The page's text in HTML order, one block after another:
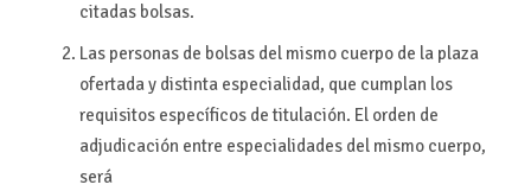
citadas bolsas.
Las personas de bolsas del mismo cuerpo de la plaza
ofertada y distinta especialidad, que cumplan los
requisitos específicos de titulación. El orden de
adjudicación entre especialidades del mismo cuerpo,
será